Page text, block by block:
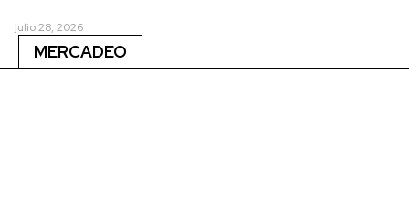
julio 28, 2026
MERCADEO